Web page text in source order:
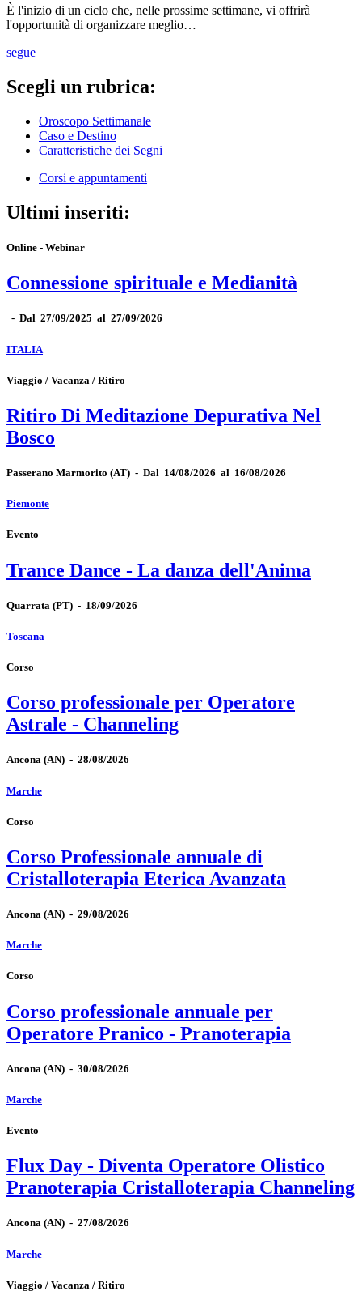
È l'inizio di un ciclo che, nelle prossime settimane, vi offrirà
l'opportunità di organizzare meglio…
segue
Scegli un rubrica:
Oroscopo Settimanale
Caso e Destino
Caratteristiche dei Segni
Corsi e appuntamenti
Ultimi inseriti:
Online - Webinar
Connessione spirituale e Medianità
- Dal 27/09/2025 al 27/09/2026
ITALIA
Viaggio / Vacanza / Ritiro
Ritiro Di Meditazione Depurativa Nel
Bosco
Passerano Marmorito (AT) - Dal 14/08/2026 al 16/08/2026
Piemonte
Evento
Trance Dance - La danza dell'Anima
Quarrata (PT) - 18/09/2026
Toscana
Corso
Corso professionale per Operatore
Astrale - Channeling
Ancona (AN) - 28/08/2026
Marche
Corso
Corso Professionale annuale di
Cristalloterapia Eterica Avanzata
Ancona (AN) - 29/08/2026
Marche
Corso
Corso professionale annuale per
Operatore Pranico - Pranoterapia
Ancona (AN) - 30/08/2026
Marche
Evento
Flux Day - Diventa Operatore Olistico
Pranoterapia Cristalloterapia Channeling
Ancona (AN) - 27/08/2026
Marche
Viaggio / Vacanza / Ritiro